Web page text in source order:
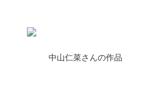
中山仁菜さんの作品